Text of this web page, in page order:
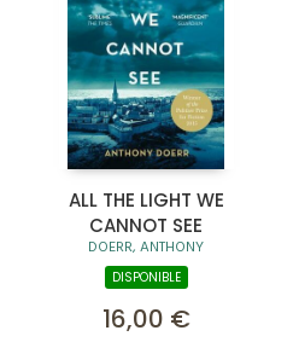
ALL THE LIGHT WE
CANNOT SEE
DOERR, ANTHONY
DISPONIBLE
16,00 €